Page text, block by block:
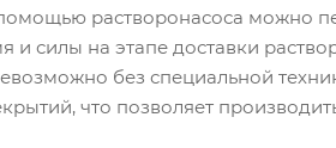
растворонасоса можно
и силы на этапе доставки
без специальной
что позволяет